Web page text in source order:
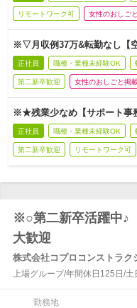
リモートワーク可 女性のおしご
※▽月収例37万&転勤なし【
正社員 職種・業種未経験OK
第二新卒歓迎 女性のおしごと掲
※★残業少なめ【サポート事
正社員 職種・業種未経験OK
第二新卒歓迎 リモートワーク可
※○第二新卒活躍中♪
大歓迎
株式会社コプロコンストラク
上場グループ/年間休日125日/
勤務地